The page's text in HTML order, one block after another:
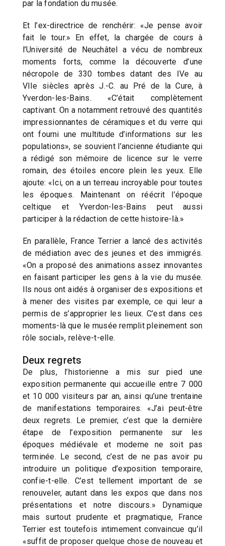
par la fondation du musée.
Et l’ex-directrice de renchérir: «Je pense avoir
fait le tour.» En effet, la chargée de cours à
l’Université de Neuchâtel a vécu de nombreux
moments forts, comme la découverte d’une
nécropole de 330 tombes datant des IVe au
VIIe siècles après J.-C. au Pré de la Cure, à
Yverdon-les-Bains. «C’était complètement
captivant. On a notamment retrouvé des quantités
impressionnantes de céramiques et du verre qui
ont fourni une multitude d’informations sur les
populations», se souvient l’ancienne étudiante qui
a rédigé son mémoire de licence sur le verre
romain, des étoiles encore plein les yeux. Elle
ajoute: «Ici, on a un terreau incroyable pour toutes
les époques. Maintenant on réécrit l’époque
celtique et Yverdon-les-Bains peut aussi
participer à la rédaction de cette histoire-là.»
En parallèle, France Terrier a lancé des activités
de médiation avec des jeunes et des immigrés.
«On a proposé des animations assez innovantes
en faisant participer les gens à la vie du musée.
Ils nous ont aidés à organiser des expositions et
à mener des visites par exemple, ce qui leur a
permis de s’approprier les lieux. C’est dans ces
moments-là que le musée remplit pleinement son
rôle social», relève-t-elle.
Deux regrets
De plus, l’historienne a mis sur pied une
exposition permanente qui accueille entre 7 000
et 10 000 visiteurs par an, ainsi qu’une trentaine
de manifestations temporaires. «J’ai peut-être
deux regrets. Le premier, c’est que la dernière
étape de l’exposition permanente sur les
époques médiévale et moderne ne soit pas
terminée. Le second, c’est de ne pas avoir pu
introduire un politique d’exposition temporaire,
confie-t-elle. C’est tellement important de se
renouveler, autant dans les expos que dans nos
présentations et notre discours.» Dynamique
mais surtout prudente et pragmatique, France
Terrier est toutefois intimement convaincue qu’il
«suffit de proposer quelque chose de nouveau et